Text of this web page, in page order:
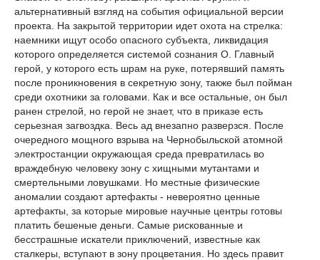
альтернативный взгляд на события официальной версии
проекта. На закрытой территории идет охота на стрелка:
наемники ищут особо опасного субъекта, ликвидация
которого определяется системой сознания О. Главный
герой, у которого есть шрам на руке, потерявший память
после проникновения в секретную зону, также был пойман
среди охотники за головами. Как и все остальные, он был
ранен стрелой, но герой не знает, что в приказе есть
серьезная загвоздка. Весь ад внезапно разверзся. После
очередного мощного взрыва на Чернобыльской атомной
электростанции окружающая среда превратилась во
враждебную человеку зону с хищными мутантами и
смертельными ловушками. Но местные физические
аномалии создают артефакты - невероятно ценные
артефакты, за которые мировые научные центры готовы
платить бешеные деньги. Самые рискованные и
бесстрашные искатели приключений, известные как
сталкеры, вступают в зону процветания. Но здесь правит